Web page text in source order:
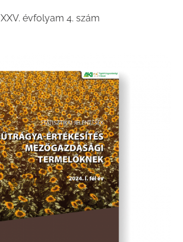
XXV. évfolyam 4. szám